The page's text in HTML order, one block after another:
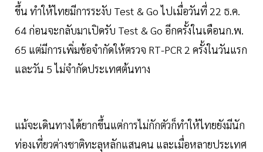
ขึ้น ทำให้ไทยมีการระงับ Test & Go ไปเมื่อวันที่ 22 ธ.ค.
64 ก่อนจะกลับมาเปิดรับ Test & Go อีกครั้งในเดือนก.พ.
65 แต่มีการเพิ่มข้อจำกัดให้ตรวจ RT-PCR 2 ครั้งในวันแรก
และวัน 5 ไม่จำกัดประเทศต้นทาง
แม้จะเดินทางได้ยากขึ้นแต่การไม่กักตัวก็ทำให้ไทยยังมีนัก
ท่องเที่ยวต่างชาติทะลุหลักแสนคน และเมื่อหลายประเทศ